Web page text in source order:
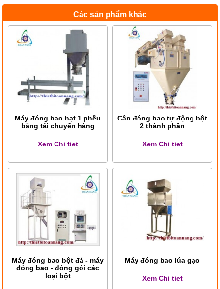
Các sản phẩm khác
Máy đóng bao hạt 1 phễu
băng tải chuyển hàng
Xem Chi tiet
Cân đóng bao tự động bột
2 thành phần
Xem Chi tiet
Máy đóng bao bột đá - máy
đóng bao - đóng gói các
loại bột
Máy đóng bao lúa gạo
Xem Chi tiet